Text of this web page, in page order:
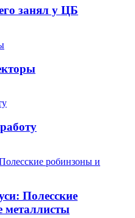
занял у ЦБ
Полесские
металлисты